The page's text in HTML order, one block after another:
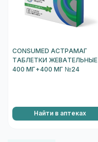
CONSUMED АСТРАМАГ
ТАБЛЕТКИ ЖЕВАТЕЛЬНЫЕ
400 МГ+400 МГ №24
Найти в аптеках